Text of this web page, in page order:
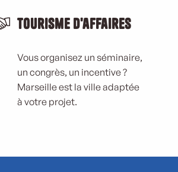
Tourisme d'affaires
Vous organisez un séminaire,
un congrès, un incentive ?
Marseille est la ville adaptée
à votre projet.